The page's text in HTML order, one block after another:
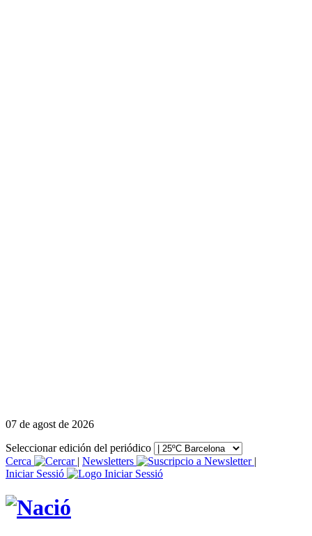
07 de agost de 2026
Seleccionar edición del periódico
Cerca
| Newsletters
|
Iniciar Sessió